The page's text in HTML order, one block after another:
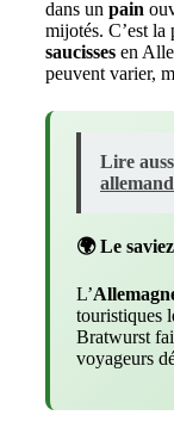
dans un pain
mijotés. C’est la
saucisses en
peuvent varier,
Lire
🌍 Le
L’
touristiques
Bratwurst
voyageurs